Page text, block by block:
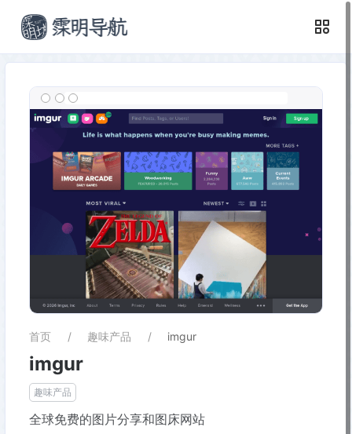
首页 趣味产品 imgur
imgur
趣味产品
全球免费的图片分享和图床网站